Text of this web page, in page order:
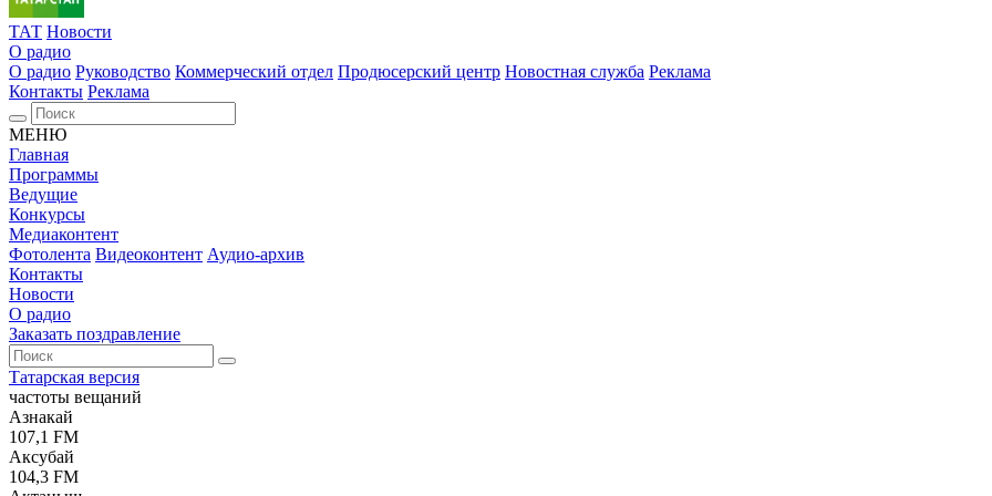
ТАТ Новости
О радио
О радио Руководство Коммерческий отдел Продюсерский центр Новостная служба Реклама
Контакты Реклама
МЕНЮ
Главная
Программы
Ведущие
Конкурсы
Медиаконтент
Фотолента Видеоконтент Аудио-архив
Контакты
Новости
О радио
Заказать поздравление
Татарская версия
частоты вещаний
Азнакай
107,1 FM
Аксубай
104,3 FM